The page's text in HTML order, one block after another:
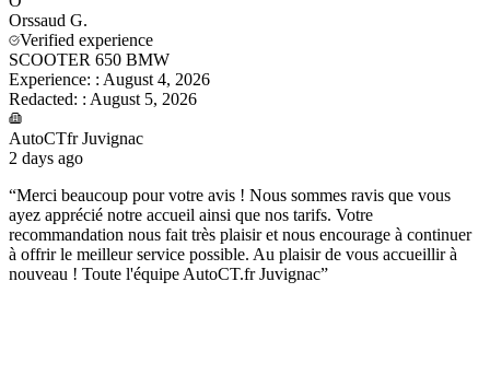
Orssaud G.
Verified experience
SCOOTER 650 BMW
Experience: : August 4, 2026
Redacted: : August 5, 2026
AutoCTfr Juvignac
2 days ago
“Merci beaucoup pour votre avis ! Nous sommes ravis que vous
ayez apprécié notre accueil ainsi que nos tarifs. Votre
recommandation nous fait très plaisir et nous encourage à continuer
à offrir le meilleur service possible. Au plaisir de vous accueillir à
nouveau ! Toute l'équipe AutoCT.fr Juvignac”